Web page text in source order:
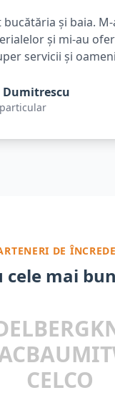
bucătăria și baia.
și mi-au
servicii și
Dumitrescu
DE
cele mai
BAUMIT
CELCO